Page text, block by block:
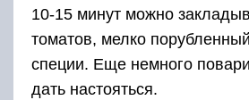
10-15 минут можно
томатов, мелко
специи. Еще немного
дать настояться.